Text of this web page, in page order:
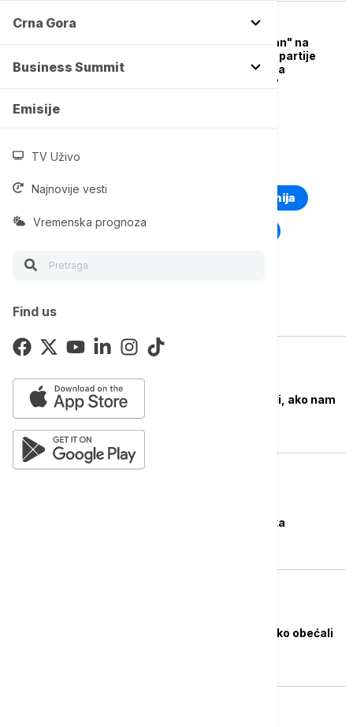
Crna Gora
Business Summit
Emisije
TV Uživo
Najnovije vesti
Vremenska prognoza
Find us
Emisija "Despot Stefan" na
Euronews Srbija: Da li partije
odumiru i gube bitku sa
sopstvenom svrhom?
TOP TAGOVI
Euronews Montenegro Kosovo i Metohija
Rat u Ukrajini Kriza na Bliskom istoku
KOLUMNA
Mi bismo (se) žrtvovali, ako nam
Revolucija i njena tetka
Brazil, Španija i Meksiko obećali